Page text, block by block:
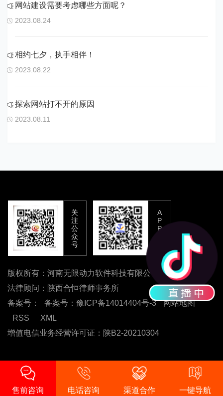
网站建设需要考虑哪些方面呢？
2023.08.24
相约七夕，执手相伴！
2023.08.22
探索网站打不开的原因
2023.08.11
关
注
公
众
号
A
P
P
版权所有：河南无限动力软件科技有限公司
法律顾问：陕西合恒律师事务所
备案号：
备案号：豫ICP备14014404号-3
网站地图
RSS
XML
增值电信业务经营许可证：陕B2-20210304
售前咨询 电话咨询 渠道合作 一键导航